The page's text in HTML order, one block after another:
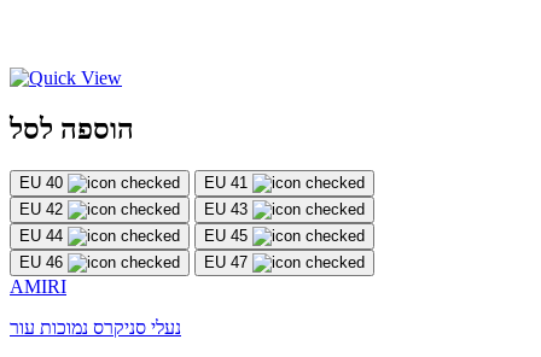
הוספה לסל
EU 40
EU 41
EU 42
EU 43
EU 44
EU 45
EU 46
EU 47
AMIRI
נעלי סניקרס נמוכות עור